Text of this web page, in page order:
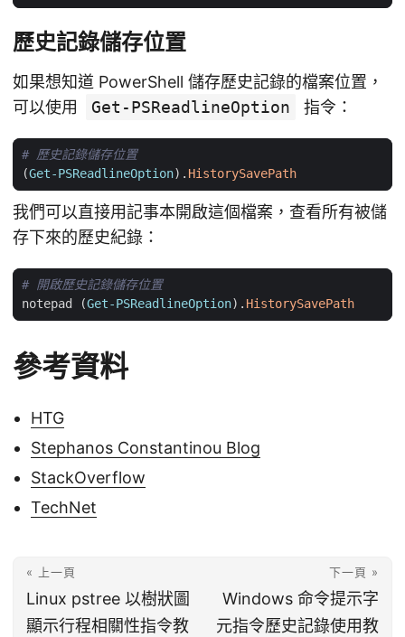
歷史記錄儲存位置
如果想知道 PowerShell 儲存歷史記錄的檔案位置，
可以使用
Get-PSReadlineOption 指令：
# 歷史記錄儲存位置
(Get-PSReadlineOption). HistorySavePath
我們可以直接用記事本開啟這個檔案，查看所有被儲
存下來的歷史紀錄：
# 開啟歷史記錄儲存位置
notepad
(Get-PSReadlineOption). HistorySavePath
參考資料
HTG
Stephanos Constantinou Blog
StackOverflow
TechNet
« 上一頁
Linux pstree 以樹狀圖
顯示行程相關性指令教
下一頁 »
Windows 命令提示字
元指令歷史記錄使用教